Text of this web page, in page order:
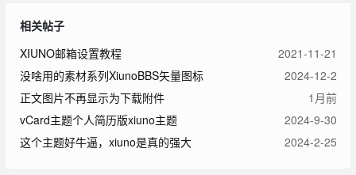
相关帖子
XIUNO邮箱设置教程
2021-11-21
没啥用的素材系列XiunoBBS矢量图标
2024-12-2
正文图片不再显示为下载附件
1月前
vCard主题个人简历版xiuno主题
2024-9-30
这个主题好牛逼，xiuno是真的强大
2024-2-25